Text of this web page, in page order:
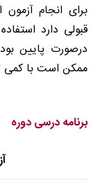
برای انجام
قبولی دارد
درصورت پایین
ممکن است با
برنامه درسی دوره